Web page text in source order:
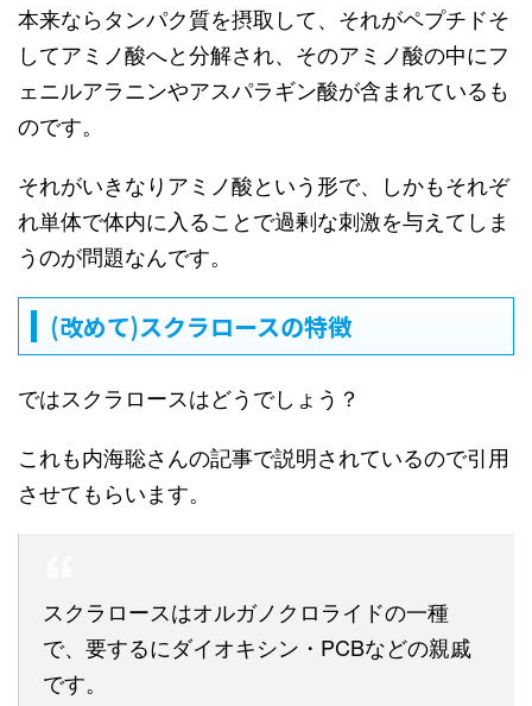
本来ならタンパク質を摂取して、それがペプチドそ
してアミノ酸へと分解され、そのアミノ酸の中にフ
ェニルアラニンやアスパラギン酸が含まれているも
のです。
それがいきなりアミノ酸という形で、しかもそれぞ
れ単体で体内に入ることで過剰な刺激を与えてしま
うのが問題なんです。
(改めて)スクラロースの特徴
ではスクラロースはどうでしょう？
これも内海聡さんの記事で説明されているので引用
させてもらいます。
スクラロースはオルガノクロライドの一種
で、要するにダイオキシン・PCBなどの親戚
です。